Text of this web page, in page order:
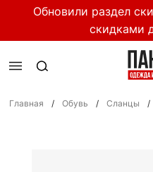
Обновили раздел
скидками
Главная / Обувь / Сланцы /